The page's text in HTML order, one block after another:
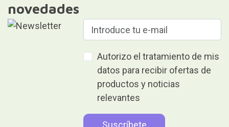
novedades
Autorizo el tratamiento de mis
datos para recibir ofertas de
productos y noticias
relevantes